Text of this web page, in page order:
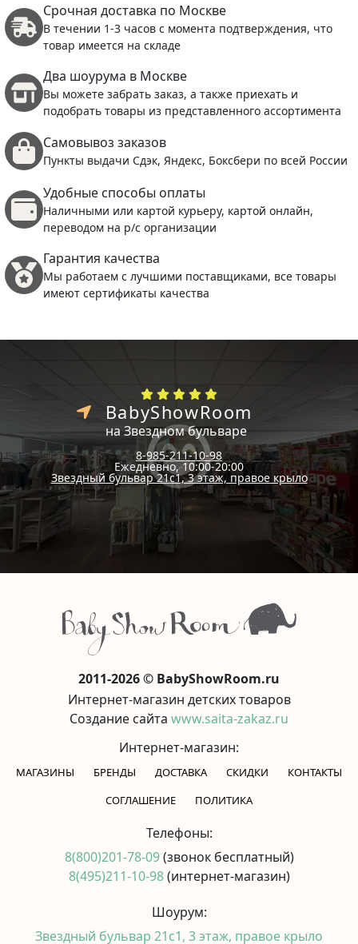
Срочная доставка по Москве
В течении 1-3 часов с момента подтверждения, что
товар имеется на складе
Два шоурума в Москве
Вы можете забрать заказ, а также приехать и
подобрать товары из представленного ассортимента
Самовывоз заказов
Пункты выдачи Сдэк, Яндекс, Боксбери по всей России
Удобные способы оплаты
Наличными или картой курьеру, картой онлайн,
переводом на р/с организации
Гарантия качества
Мы работаем с лучшими поставщиками, все товары
имеют сертификаты качества
BabyShowRoom
на Звездном бульваре
8-985-211-10-98
Ежедневно, 10:00-20:00
Звездный бульвар 21с1, 3 этаж, правое крыло
2011-2026 © BabyShowRoom.ru
Интернет-магазин детских товаров
Создание сайта www.saita-zakaz.ru
Интернет-магазин:
МАГАЗИНЫ БРЕНДЫ ДОСТАВКА СКИДКИ
КОНТАКТЫ
CОГЛАШЕНИЕ
ПОЛИТИКА
Телефоны:
8(800)201-78-09(звонок бесплатный)
8(495)211-10-98(интернет-магазин)
Шоурум:
Звездный бульвар 21с1, 3 этаж, правое крыло